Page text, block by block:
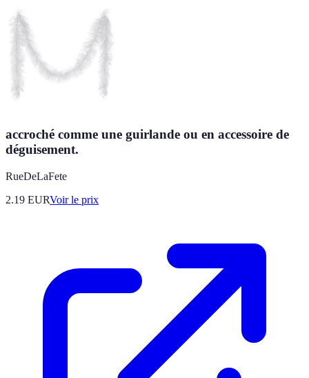
accroché comme une guirlande ou en accessoire de
déguisement.
RueDeLaFete
2.19 EURVoir le prix